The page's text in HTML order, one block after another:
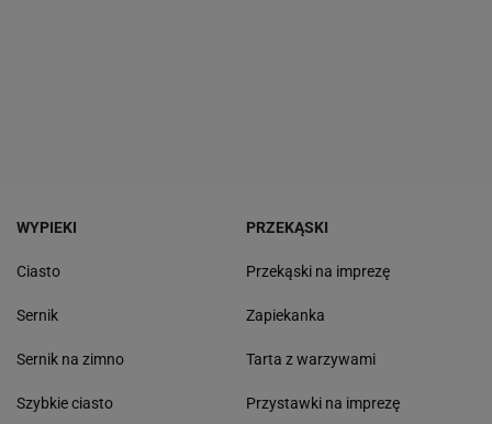
WYPIEKI
Ciasto
Sernik
Sernik na zimno
Szybkie ciasto
PRZEKĄSKI
Przekąski na imprezę
Zapiekanka
Tarta z warzywami
Przystawki na imprezę